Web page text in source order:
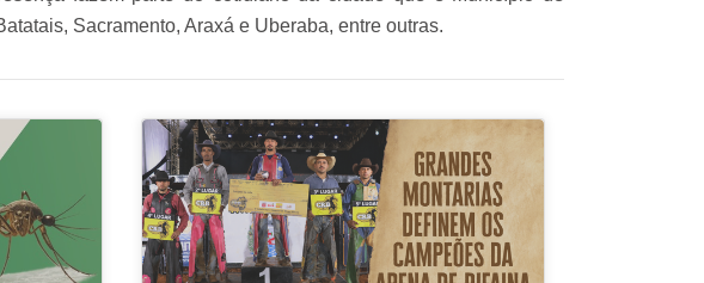
Sacramento, Araxá e Uberaba, entre outras.